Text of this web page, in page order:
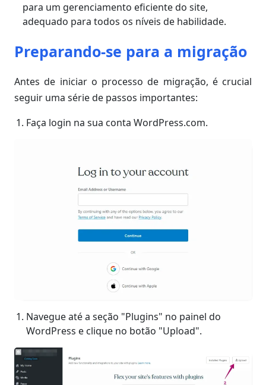
para um gerenciamento eficiente do site,
adequado para todos os níveis de habilidade.
Preparando-se para a migração
Antes de iniciar o processo de migração, é crucial
seguir uma série de passos importantes:
Faça login na sua conta WordPress.com.
Navegue até a seção "Plugins" no painel do
WordPress e clique no botão "Upload".